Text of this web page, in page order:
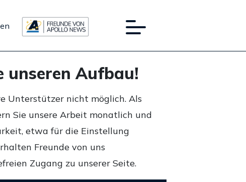
unseren Aufbau!
Unterstützer nicht möglich. Als
Sie unsere Arbeit monatlich und
etwa für die Einstellung
Freunde von uns
Zugang zu unserer Seite.